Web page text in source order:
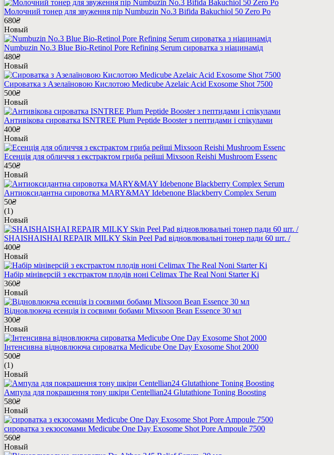
Молочний тонер для звуження пір Numbuzin No.3 Bifida Bakuchiol 50 Zero Po
680₴
Новый
Numbuzin No.3 Blue Bio-Retinol Pore Refining Serum сироватка з ніацинамід
480₴
Новый
Сироватка з Азелаїновою Кислотою Medicube Azelaic Acid Exosome Shot 7500
500₴
Новый
Антивікова сироватка ISNTREE Plum Peptide Booster з пептидами і спікулами
400₴
Новый
Есенція для обличчя з екстрактом гриба рейші Mixsoon Reishi Mushroom Essenc
450₴
Новый
Антиоксидантна сировотка MARY&MAY Idebenone Blackberry Complex Serum
50₴
(1)
Новый
SHAISHAISHAI REPAIR MILKY Skin Peel Pad відновлювальні тонер пади 60 шт. /
400₴
Новый
Набір мініверсій з екстрактом плодів ноні Celimax The Real Noni Starter Ki
360₴
Новый
Відновлююча есенція із соєвими бобами Mixsoon Bean Essence 30 мл
300₴
Новый
Інтенсивна відновлююча сироватка Medicube One Day Exosome Shot 2000
500₴
(1)
Новый
Ампула для покращення тону шкіри Centellian24 Glutathione Toning Boosting
580₴
Новый
сироватка з екзосомами Medicube One Day Exosome Shot Pore Ampoule 7500
560₴
Новый